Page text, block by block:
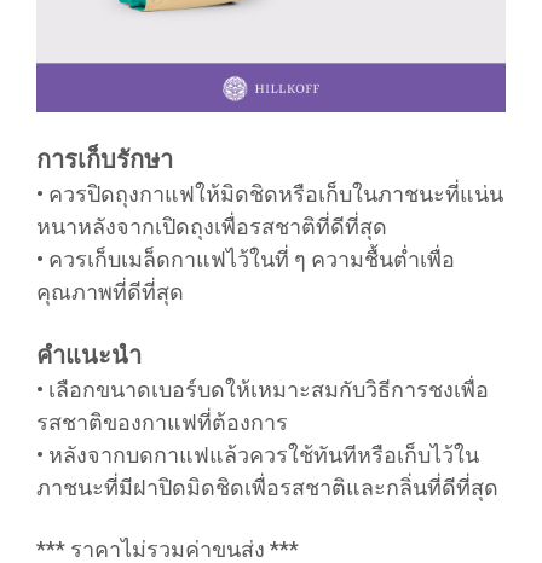
การเก็บรักษา
• ควรปิดถุงกาแฟให้มิดชิดหรือเก็บในภาชนะที่แน่น
หนาหลังจากเปิดถุงเพื่อรสชาติที่ดีที่สุด
• ควรเก็บเมล็ดกาแฟไว้ในที่ ๆ ความชื้นต่ำเพื่อ
คุณภาพที่ดีที่สุด
คำแนะนำ
• เลือกขนาดเบอร์บดให้เหมาะสมกับวิธีการชงเพื่อ
รสชาติของกาแฟที่ต้องการ
• หลังจากบดกาแฟแล้วควรใช้ทันทีหรือเก็บไว้ใน
ภาชนะที่มีฝาปิดมิดชิดเพื่อรสชาติและกลิ่นที่ดีที่สุด
*** ราคาไม่รวมค่าขนส่ง ***